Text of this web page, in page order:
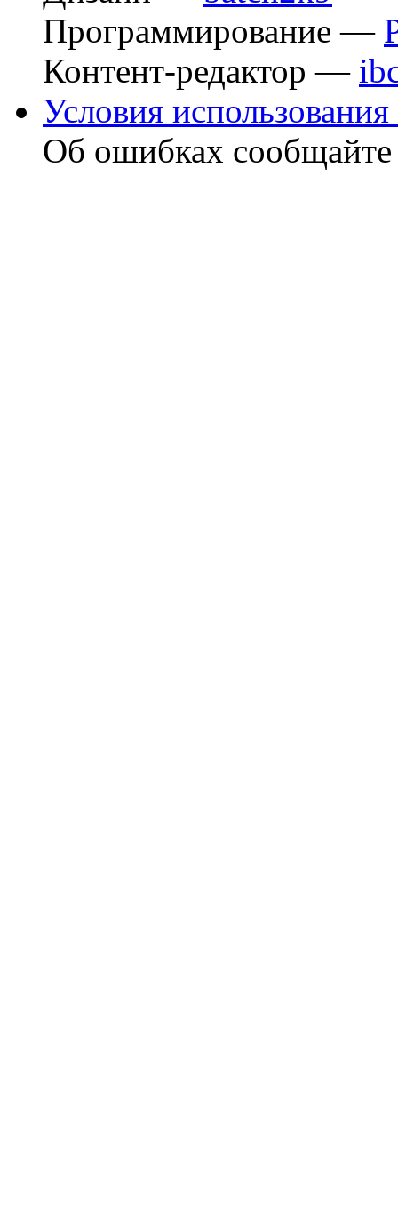
Программирование —
Контент-редактор —
Условия использования
Об ошибках